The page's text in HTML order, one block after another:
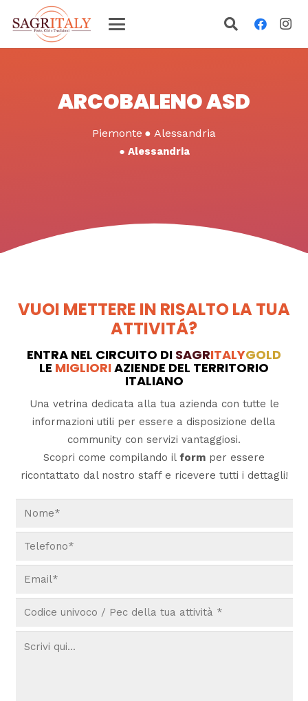
ARCOBALENO ASD
Piemonte ● Alessandria
● Alessandria
VUOI METTERE IN RISALTO LA TUA
ATTIVITÁ?
ENTRA NEL CIRCUITO DI SAGRITALYGOLD
LE MIGLIORIAZIENDE DEL TERRITORIO
ITALIANO
Una vetrina dedicata alla tua azienda con tutte le
informazioni utili per essere a disposizione della
community con servizi vantaggiosi.
Scopri come compilando il form per essere
ricontattato dal nostro staff e ricevere tutti i dettagli!